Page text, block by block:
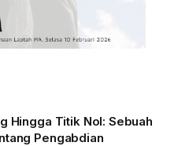
Hingga Titik Nol: Sebuah
Pengabdian